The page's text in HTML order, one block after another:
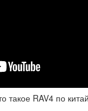
такое RAV4 по